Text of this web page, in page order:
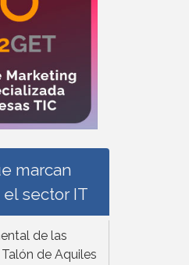
marcan
sector IT
de las
de Aquiles